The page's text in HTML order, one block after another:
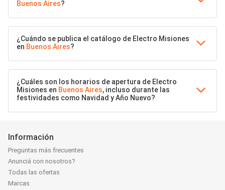
Buenos Aires?
¿Cuándo se publica el catálogo de Electro Misiones
en Buenos Aires?
¿Cuáles son los horarios de apertura de Electro
Misiones en Buenos Aires, incluso durante las
festividades como Navidad y Año Nuevo?
Información
Preguntas más frecuentes
Anunciá con nosotros?
Todas las ofertas
Marcas